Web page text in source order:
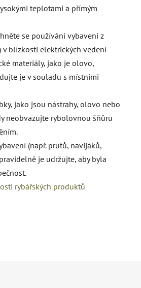
teplotami a přímým
se používání vybavení z
v blízkosti elektrických vedení
materiály, jako je olovo,
je v souladu s místními
jako jsou nástrahy, olovo nebo
neobvazujte rybolovnou šňůru
(např. prutů, navijáků,
je udržujte, aby byla
rybářských produktů